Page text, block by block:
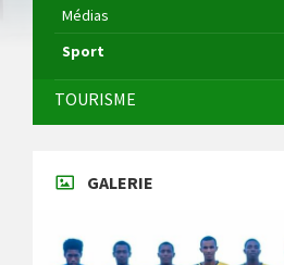
Médias
Sport
TOURISME
GALERIE